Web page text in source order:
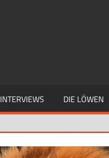
INTERVIEWS DIE LÖWEN